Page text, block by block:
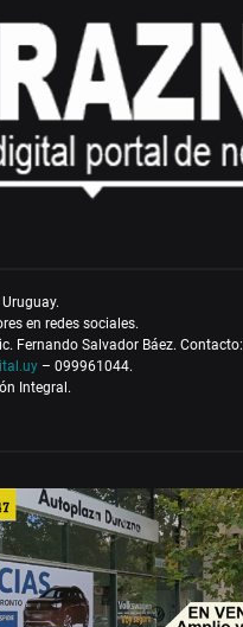
en redes sociales.
Fernando Salvador Báez. Contacto:
– 099961044.
Integral.